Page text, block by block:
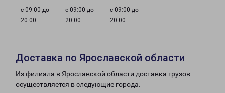
с 09:00 до
20:00
с 09:00 до
20:00
с 09:00 до
20:00
Доставка по Ярославской области
Из филиала в Ярославской области доставка грузов
осуществляется в следующие города: